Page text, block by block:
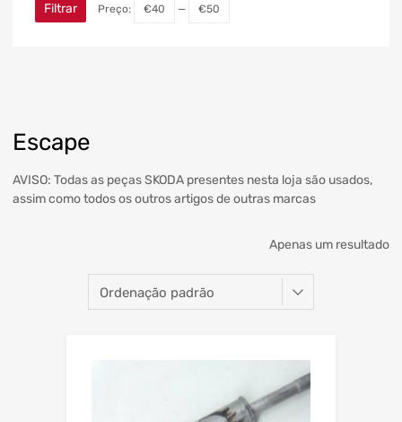
Escape
AVISO: Todas as peças SKODA presentes nesta loja são usados,
assim como todos os outros artigos de outras marcas
Apenas um resultado
Filtrar Preço: €40 — €50